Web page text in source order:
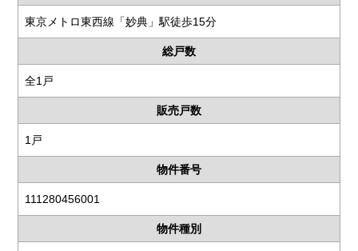
東京メトロ東西線「妙典」駅徒歩15分
総戸数
全1戸
販売戸数
1戸
物件番号
111280456001
物件種別